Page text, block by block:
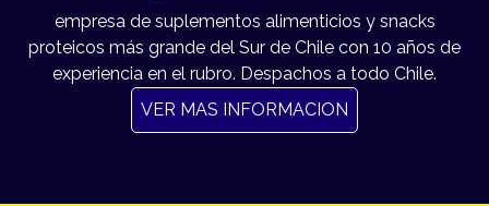
empresa de suplementos alimenticios y snacks
proteicos más grande del Sur de Chile con 10 años de
experiencia en el rubro. Despachos a todo Chile.
VER MAS INFORMACION